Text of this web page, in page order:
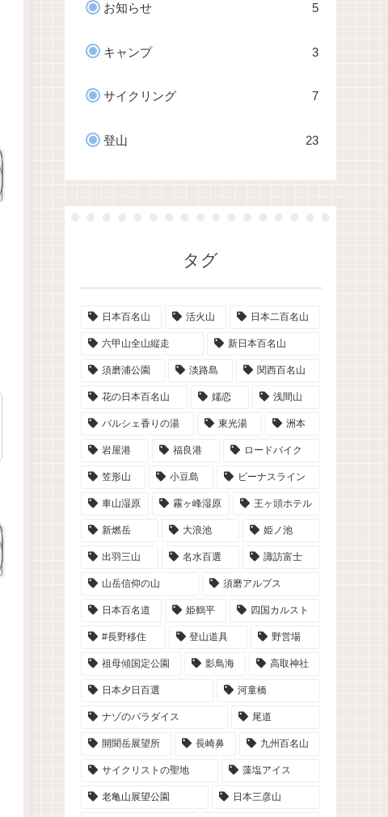
お知らせ 5
キャンプ 3
サイクリング 7
登山 23
タグ
日本百名山 活火山 日本二百名山
六甲山全山縦走 新日本百名山
須磨浦公園 淡路島 関西百名山
花の日本百名山 嬬恋 浅間山
パルシェ香りの湯 東光湯 洲本
岩屋港 福良港 ロードバイク
笠形山 小豆島 ビーナスライン
車山湿原 霧ヶ峰湿原 王ヶ頭ホテル
新燃岳 大浪池 姫ノ池
出羽三山 名水百選 諏訪富士
山岳信仰の山 須磨アルプス
日本百名道 姫鶴平 四国カルスト
#長野移住 登山道具 野営場
祖母傾国定公園 影鳥海 高取神社
日本夕日百選 河童橋
ナゾのパラダイス 尾道
開聞岳展望所 長崎鼻 九州百名山
サイクリストの聖地 藻塩アイス
老亀山展望公園 日本三彦山